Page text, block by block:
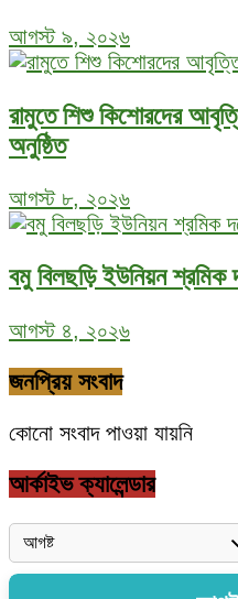
আগস্ট ৯, ২০২৬
রামুতে শিশু কিশোরদের
অনুষ্ঠিত
আগস্ট ৮, ২০২৬
বমু বিলছড়ি ইউনিয়ন শ্রমিক
আগস্ট ৪, ২০২৬
জনপ্রিয় সংবাদ
কোনো সংবাদ পাওয়া যায়নি
আর্কাইভ ক্যালেন্ডার